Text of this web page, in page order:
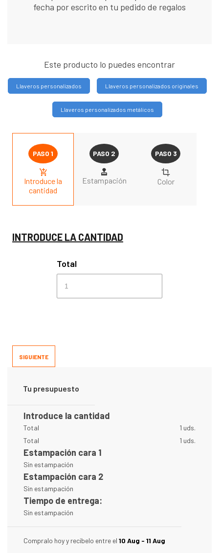
fecha por escrito en tu pedido de regalos
Este producto lo puedes encontrar
Llaveros personalizados Llaveros personalizados originales
Llaveros personalizados metálicos
Introduce la
cantidad
Estampación Color
INTRODUCE LA CANTIDAD
Total
SIGUIENTE
Tu presupuesto
Introduce la cantidad
Total
1 uds.
Total
1 uds.
Estampación cara 1
Sin estampación
Estampación cara 2
Sin estampación
Tiempo de entrega:
Sin estampación
Compralo hoy y recibelo entre el 10 Aug - 11 Aug